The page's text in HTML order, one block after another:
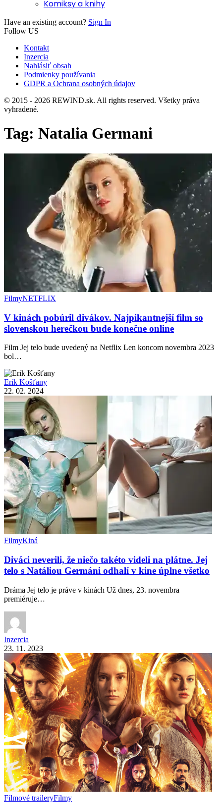
Komiksy a knihy
Have an existing account? Sign In
Follow US
Kontakt
Inzercia
Nahlásiť obsah
Podmienky používania
GDPR a Ochrana osobných údajov
© 2015 - 2026 REWIND.sk. All rights reserved. Všetky práva
vyhradené.
Tag: Natalia Germani
FilmyNETFLIX
V kinách pobúril divákov. Najpikantnejší film so
slovenskou herečkou bude konečne online
Film Jej telo bude uvedený na Netflix Len koncom novembra 2023
bol…
Erik Košťany
22. 02. 2024
FilmyKiná
Diváci neverili, že niečo takéto videli na plátne. Jej
telo s Natáliou Germáni odhalí v kine úplne všetko
Dráma Jej telo je práve v kinách Už dnes, 23. novembra
premiéruje…
Inzercia
23. 11. 2023
Filmové traileryFilmy